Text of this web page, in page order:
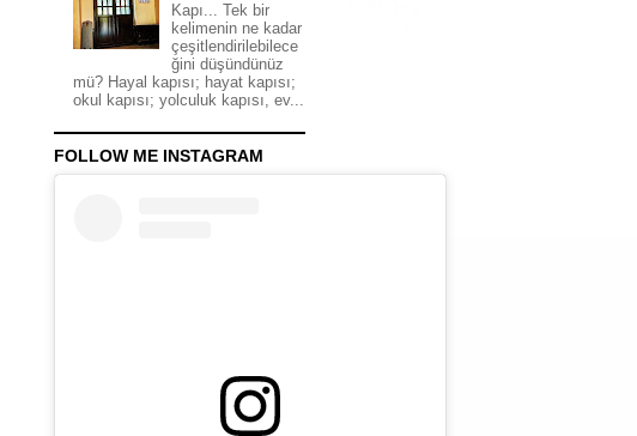
Kapı... Tek bir
kelimenin ne kadar
çeşitlendirilebilece
ğini düşündünüz
mü? Hayal kapısı; hayat kapısı;
okul kapısı; yolculuk kapısı, ev...
FOLLOW ME INSTAGRAM